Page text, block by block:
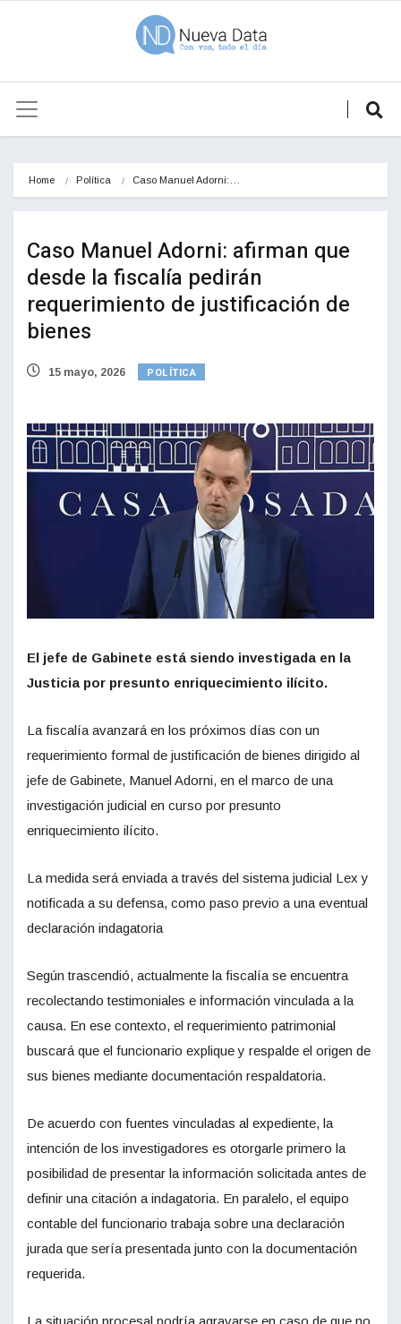
Home Política Caso Manuel Adorni:…
Caso Manuel Adorni: afirman que
desde la fiscalía pedirán
requerimiento de justificación de
bienes
15 mayo, 2026 POLÍTICA
El jefe de Gabinete está siendo investigada en la
Justicia por presunto enriquecimiento ilícito.
La fiscalía avanzará en los próximos días con un
requerimiento formal de justificación de bienes dirigido al
jefe de Gabinete, Manuel Adorni, en el marco de una
investigación judicial en curso por presunto
enriquecimiento ilícito.
La medida será enviada a través del sistema judicial Lex y
notificada a su defensa, como paso previo a una eventual
declaración indagatoria
Según trascendió, actualmente la fiscalía se encuentra
recolectando testimoniales e información vinculada a la
causa. En ese contexto, el requerimiento patrimonial
buscará que el funcionario explique y respalde el origen de
sus bienes mediante documentación respaldatoria.
De acuerdo con fuentes vinculadas al expediente, la
intención de los investigadores es otorgarle primero la
posibilidad de presentar la información solicitada antes de
definir una citación a indagatoria. En paralelo, el equipo
contable del funcionario trabaja sobre una declaración
jurada que sería presentada junto con la documentación
requerida.
La situación procesal podría agravarse en caso de que no